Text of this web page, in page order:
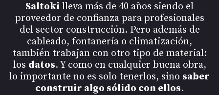
Saltoki lleva más de 40 años siendo el
proveedor de confianza para profesionales
del sector construcción. Pero además de
cableado, fontanería o climatización,
también trabajan con otro tipo de material:
los datos. Y como en cualquier buena obra,
lo importante no es solo tenerlos, sino saber
construir algo sólido con ellos.